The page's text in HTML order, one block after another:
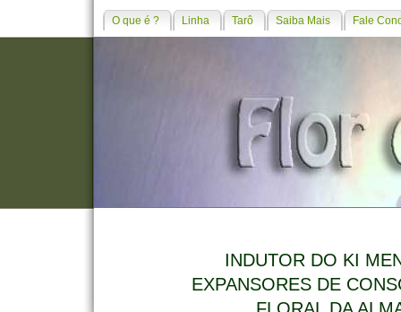
O que é ? Linha Tarô Saiba Mais Fale
INDUTOR DO KI
EXPANSORES DE